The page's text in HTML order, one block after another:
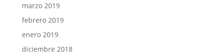
marzo 2019
febrero 2019
enero 2019
diciembre 2018